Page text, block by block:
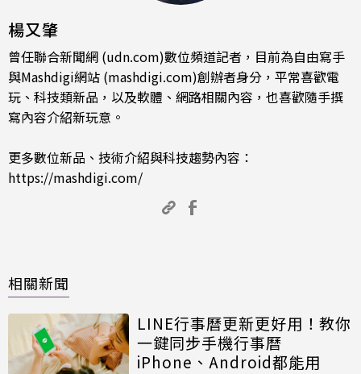
楊又肇
曾任聯合新聞網 (udn.com)數位頻道記者，目前為自由寫手
與Mashdigi網站 (mashdigi.com)創辦者身分，平常喜歡電
玩、科技類新品，以及軟體、網路相關內容，也喜歡隨手撰
寫內容介紹新玩意。
更多數位新品、技術介紹與科技趨勢內容：
https://mashdigi.com/
相關新聞
LINE行事曆更新更好用！教你
一鍵同步手機行事曆
iPhone、Android都能用